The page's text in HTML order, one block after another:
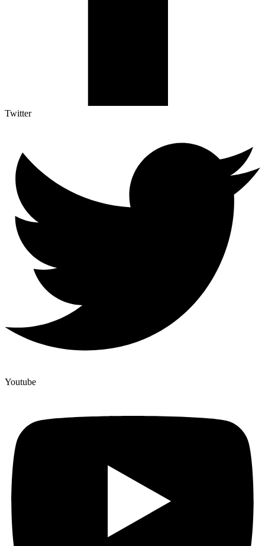
Twitter
Youtube